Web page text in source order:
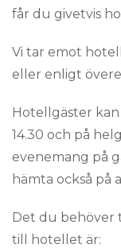
får du givetvis
Vi tar emot
eller enligt
Hotellgäster
14.30 och på
evenemang på
hämta också på
Det du behöver
till hotellet är: